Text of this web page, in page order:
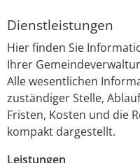
Dienstleistungen
Hier finden Sie
Ihrer
Alle wesentlichen
zuständiger Stelle,
Fristen, Kosten und die
kompakt dargestellt.
Leistungen